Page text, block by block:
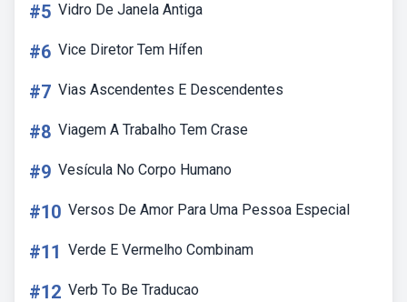
#5 Vidro De Janela Antiga
#6 Vice Diretor Tem Hífen
#7 Vias Ascendentes E Descendentes
#8 Viagem A Trabalho Tem Crase
#9 Vesícula No Corpo Humano
#10 Versos De Amor Para Uma Pessoa Especial
#11 Verde E Vermelho Combinam
#12 Verb To Be Traducao